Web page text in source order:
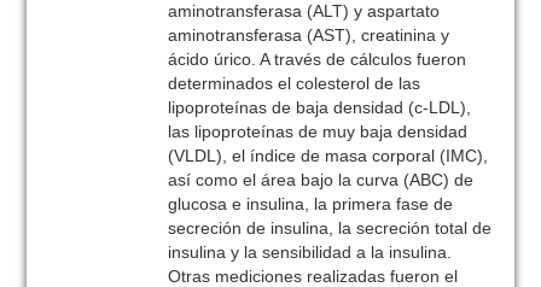
aminotransferasa (ALT) y aspartato
aminotransferasa (AST), creatinina y
ácido úrico. A través de cálculos fueron
determinados el colesterol de las
lipoproteínas de baja densidad (c-LDL),
las lipoproteínas de muy baja densidad
(VLDL), el índice de masa corporal (IMC),
así como el área bajo la curva (ABC) de
glucosa e insulina, la primera fase de
secreción de insulina, la secreción total de
insulina y la sensibilidad a la insulina.
Otras mediciones realizadas fueron el